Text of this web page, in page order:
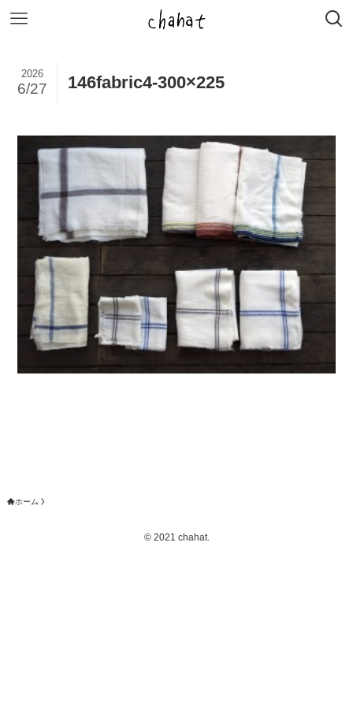
146fabric4-300×225
2026
6/27
ホーム
©2021 chahat.